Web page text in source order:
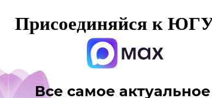
Присоединяйся к
Все самое актуальное
с объявлением о проведении конкурса
май 2022 – апрель 2023.